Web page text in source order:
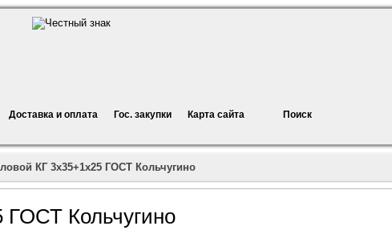
Доставка и оплата Гос. закупки Карта сайта Поиск
КГ 3х35+1х25 ГОСТ Кольчугино
ГОСТ Кольчугино